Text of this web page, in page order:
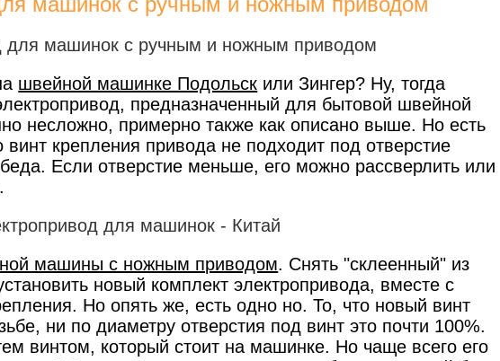
швейной машинке Подольск или Зингер? Ну, тогда
предназначенный для бытовой швейной
несложно, примерно также как описано выше. Но есть
крепления привода не подходит под отверстие
Если отверстие меньше, его можно рассверлить или
машины с ножным приводом. Снять "склеенный" из
новый комплект электропривода, вместе с
Но опять же, есть одно но. То, что новый винт
ни по диаметру отверстия под винт это почти 100%.
винтом, который стоит на машинке. Но чаще всего его